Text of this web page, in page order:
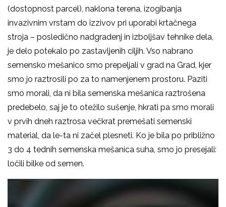
(dostopnost parcel), naklona terena, izogibanja
invazivnim vrstam do izzivov pri uporabi krtačnega
stroja – posledično nadgradenj in izboljšav tehnike dela,
je delo potekalo po zastavljenih ciljih. Vso nabrano
semensko mešanico smo prepeljali v grad na Grad, kjer
smo jo raztrosili po za to namenjenem prostoru. Paziti
smo morali, da ni bila semenska mešanica raztrošena
predebelo, saj je to otežilo sušenje, hkrati pa smo morali
v prvih dneh raztrosa večkrat premešati semenski
material, da le-ta ni začel plesneti. Ko je bila po približno
3 do 4 tednih semenska mešanica suha, smo jo presejali:
ločili bilke od semen.